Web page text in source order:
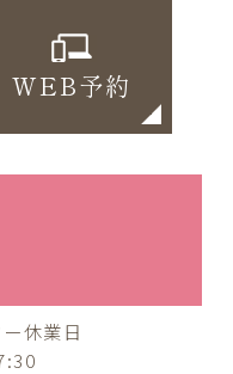
WEB予約
休業日